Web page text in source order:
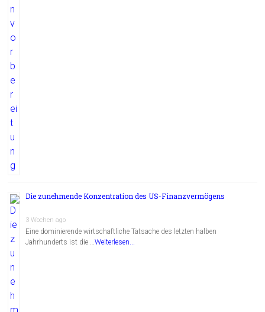
Die zunehmende Konzentration des US-Finanzvermögens
3 Wochen ago
Eine dominierende wirtschaftliche Tatsache des letzten halben
Jahrhunderts ist die …Weiterlesen...